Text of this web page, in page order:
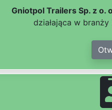
Gniotpol Trailers Sp. z o.
działająca w